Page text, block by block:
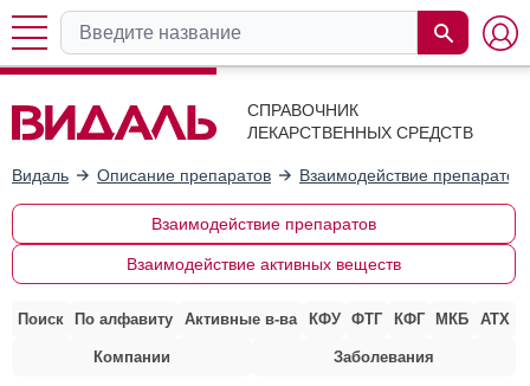
СПРАВОЧНИК
ЛЕКАРСТВЕННЫХ СРЕДСТВ
Видаль Описание препаратов Взаимодействие препаратов
Взаимодействие препаратов
Взаимодействие активных веществ
Поиск По алфавиту Активные в-ва КФУ ФТГ КФГ МКБ АТХ
Компании Заболевания